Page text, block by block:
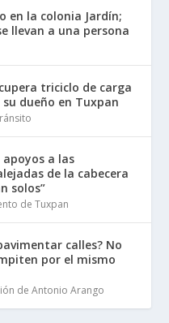
en la colonia Jardín;
llevan a una persona
triciclo de carga
dueño en Tuxpan
a las
de la cabecera
solos”
de Tuxpan
calles? No
por el mismo
de Antonio Arango